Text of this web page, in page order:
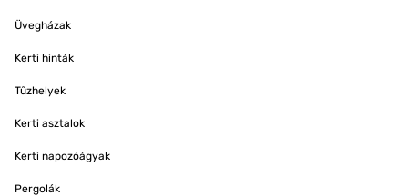
Üvegházak
Kerti hinták
Tűzhelyek
Kerti asztalok
Kerti napozóágyak
Pergolák